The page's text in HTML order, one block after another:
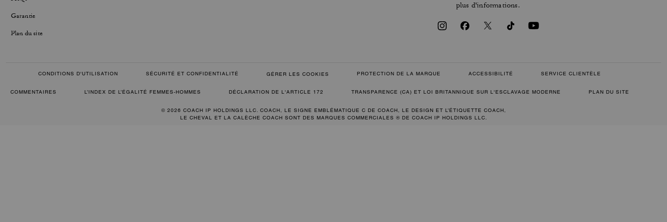
Garantie
Plan du site
plus d'informations.
CONDITIONS D'UTILISATION SÉCURITÉ ET CONFIDENTIALITÉ GÉRER LES COOKIES PROTECTION DE LA MARQUE ACCESSIBILITÉ SERVICE CLIENTÈLE
COMMENTAIRES L’INDEX DE L’ÉGALITÉ FEMMES-HOMMES DÉCLARATION DE L'ARTICLE 172 TRANSPARENCE (CA) ET LOI BRITANNIQUE SUR L'ESCLAVAGE MODERNE PLAN DU SITE
© 2026 COACH IP HOLDINGS LLC. COACH, LE SIGNE EMBLÉMATIQUE C DE COACH, LE DESIGN ET L’ÉTIQUETTE COACH,
LE CHEVAL ET LA CALÈCHE COACH SONT DES MARQUES COMMERCIALES ® DE COACH IP HOLDINGS LLC.